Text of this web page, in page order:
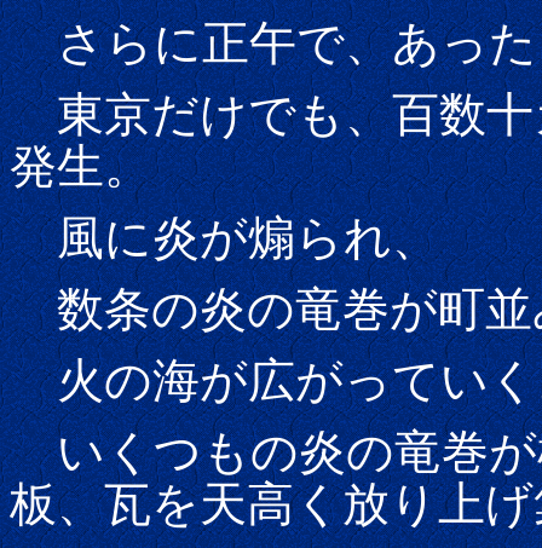
さらに正午で、あった
東京だけでも、百数十
発生。
風に炎が煽られ、
数条の炎の竜巻が町並
火の海が広がってい
いくつもの炎の竜巻が
板、瓦を天高く放り上